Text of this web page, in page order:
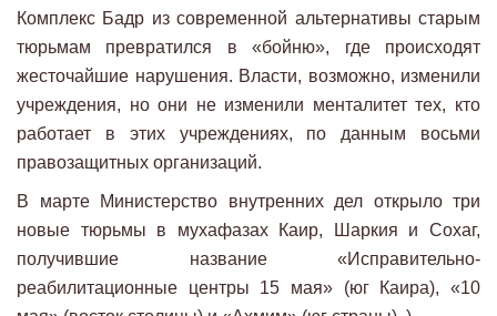
Комплекс Бадр из современной альтернативы старым
тюрьмам превратился в «бойню», где происходят
жесточайшие нарушения. Власти, возможно, изменили
учреждения, но они не изменили менталитет тех, кто
работает в этих учреждениях, по данным восьми
правозащитных организаций.
В марте Министерство внутренних дел открыло три
новые тюрьмы в мухафазах Каир, Шаркия и Сохаг,
получившие название «Исправительно-
реабилитационные центры 15 мая» (юг Каира), «10